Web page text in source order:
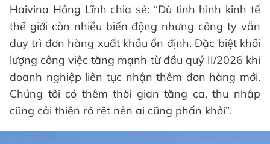
Haivina Hồng Lĩnh chia sẻ: “Dù tình hình kinh tế
thế giới còn nhiều biến động nhưng công ty vẫn
duy trì đơn hàng xuất khẩu ổn định. Đặc biệt khối
lượng công việc tăng mạnh từ đầu quý II/2026 khi
doanh nghiệp liên tục nhận thêm đơn hàng mới.
Chúng tôi có thêm thời gian tăng ca, thu nhập
cũng cải thiện rõ rệt nên ai cũng phấn khởi”.